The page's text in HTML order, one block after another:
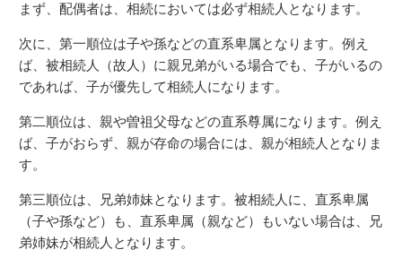
まず、配偶者は、相続においては必ず相続人となります。
次に、第一順位は子や孫などの直系卑属となります。例え
ば、被相続人（故人）に親兄弟がいる場合でも、子がいるの
であれば、子が優先して相続人になります。
第二順位は、親や曽祖父母などの直系尊属になります。例え
ば、子がおらず、親が存命の場合には、親が相続人となりま
す。
第三順位は、兄弟姉妹となります。被相続人に、直系卑属
（子や孫など）も、直系卑属（親など）もいない場合は、兄
弟姉妹が相続人となります。